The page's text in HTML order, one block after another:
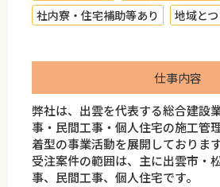
社内寮・住宅補助等あり
地域と
仕事内容
弊社は、出雲を代表する総合建設
事・民間工事・個人住宅の施工管
着型の事業活動を展開しております
受注案件の範囲は、主に出雲市・
事、民間工事、個人住宅です。